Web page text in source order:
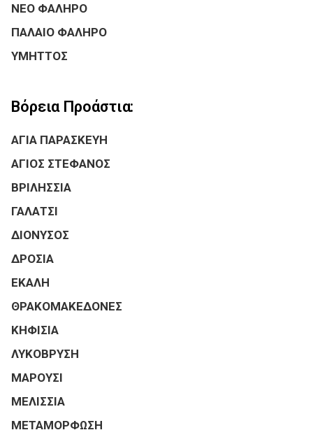
ΝΕΟ ΦΑΛΗΡΟ
ΠΑΛΑΙΟ ΦΑΛΗΡΟ
ΥΜΗΤΤΟΣ
Βόρεια Προάστια:
ΑΓΙΑ ΠΑΡΑΣΚΕΥΗ
ΑΓΙΟΣ ΣΤΕΦΑΝΟΣ
ΒΡΙΛΗΣΣΙΑ
ΓΑΛΑΤΣΙ
ΔΙΟΝΥΣΟΣ
ΔΡΟΣΙΑ
ΕΚΑΛΗ
ΘΡΑΚΟΜΑΚΕΔΟΝΕΣ
ΚΗΦΙΣΙΑ
ΛΥΚΟΒΡΥΣΗ
ΜΑΡΟΥΣΙ
ΜΕΛΙΣΣΙΑ
ΜΕΤΑΜΟΡΦΩΣΗ